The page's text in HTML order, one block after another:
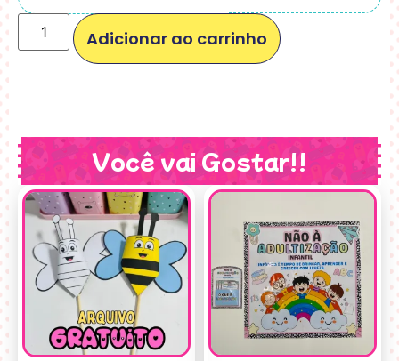
Adicionar ao carrinho
Você vai Gostar!!